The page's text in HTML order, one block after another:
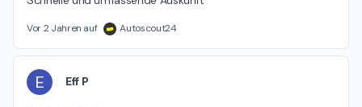
Vor 2 Jahren auf Autoscout24
E Eff P